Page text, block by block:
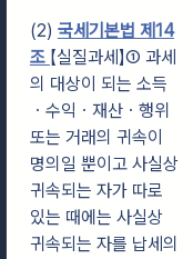
(2) 국세기본법 제14
조 【실질과세】① 과세
의 대상이 되는 소득
ㆍ수익ㆍ재산ㆍ행위
또는 거래의 귀속이
명의일 뿐이고 사실상
귀속되는 자가 따로
있는 때에는 사실상
귀속되는 자를 납세의